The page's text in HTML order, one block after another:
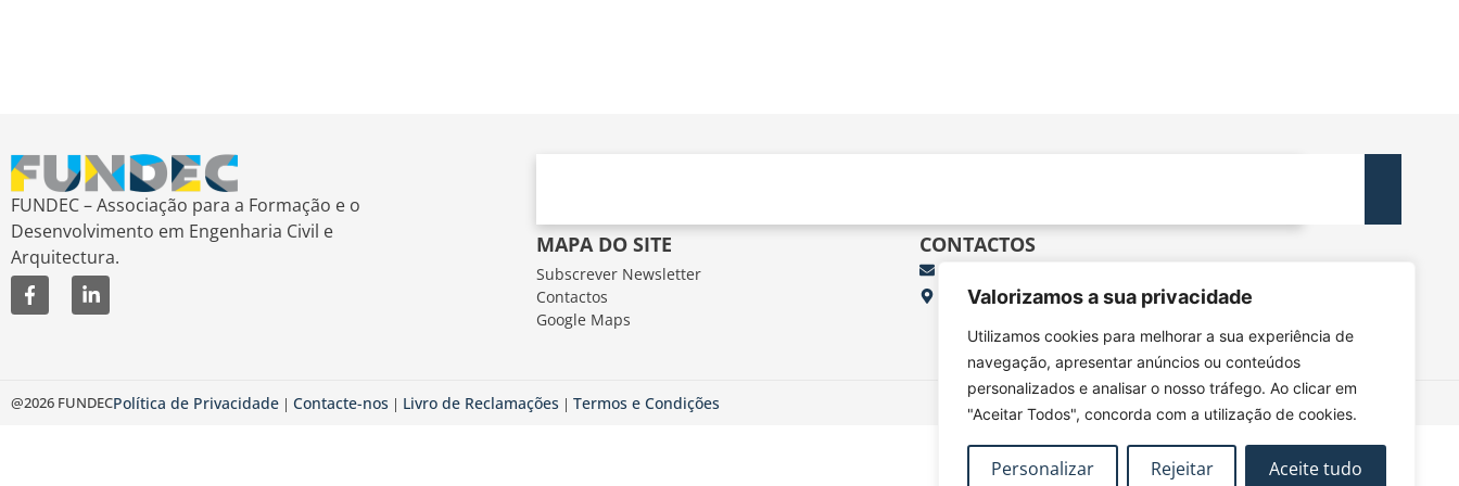
Valorizamos a sua privacidade
Utilizamos cookies para melhorar a sua experiência de
navegação, apresentar anúncios ou conteúdos
personalizados e analisar o nosso tráfego. Ao clicar em
"Aceitar Todos", concorda com a utilização de cookies.
Personalizar Rejeitar Aceite tudo
FUNDEC – Associação para a Formação e o
Desenvolvimento em Engenharia Civil e
Arquitectura.
MAPA DO SITE
Subscrever Newsletter
Contactos
Google Maps
CONTACTOS
FUNDEC - IST - DECivil
Av. Rovisco Pais, 1049-001 Lisboa
@2026 FUNDECPolítica de Privacidade | Contacte-nos | Livro de Reclamações | Termos e Condições